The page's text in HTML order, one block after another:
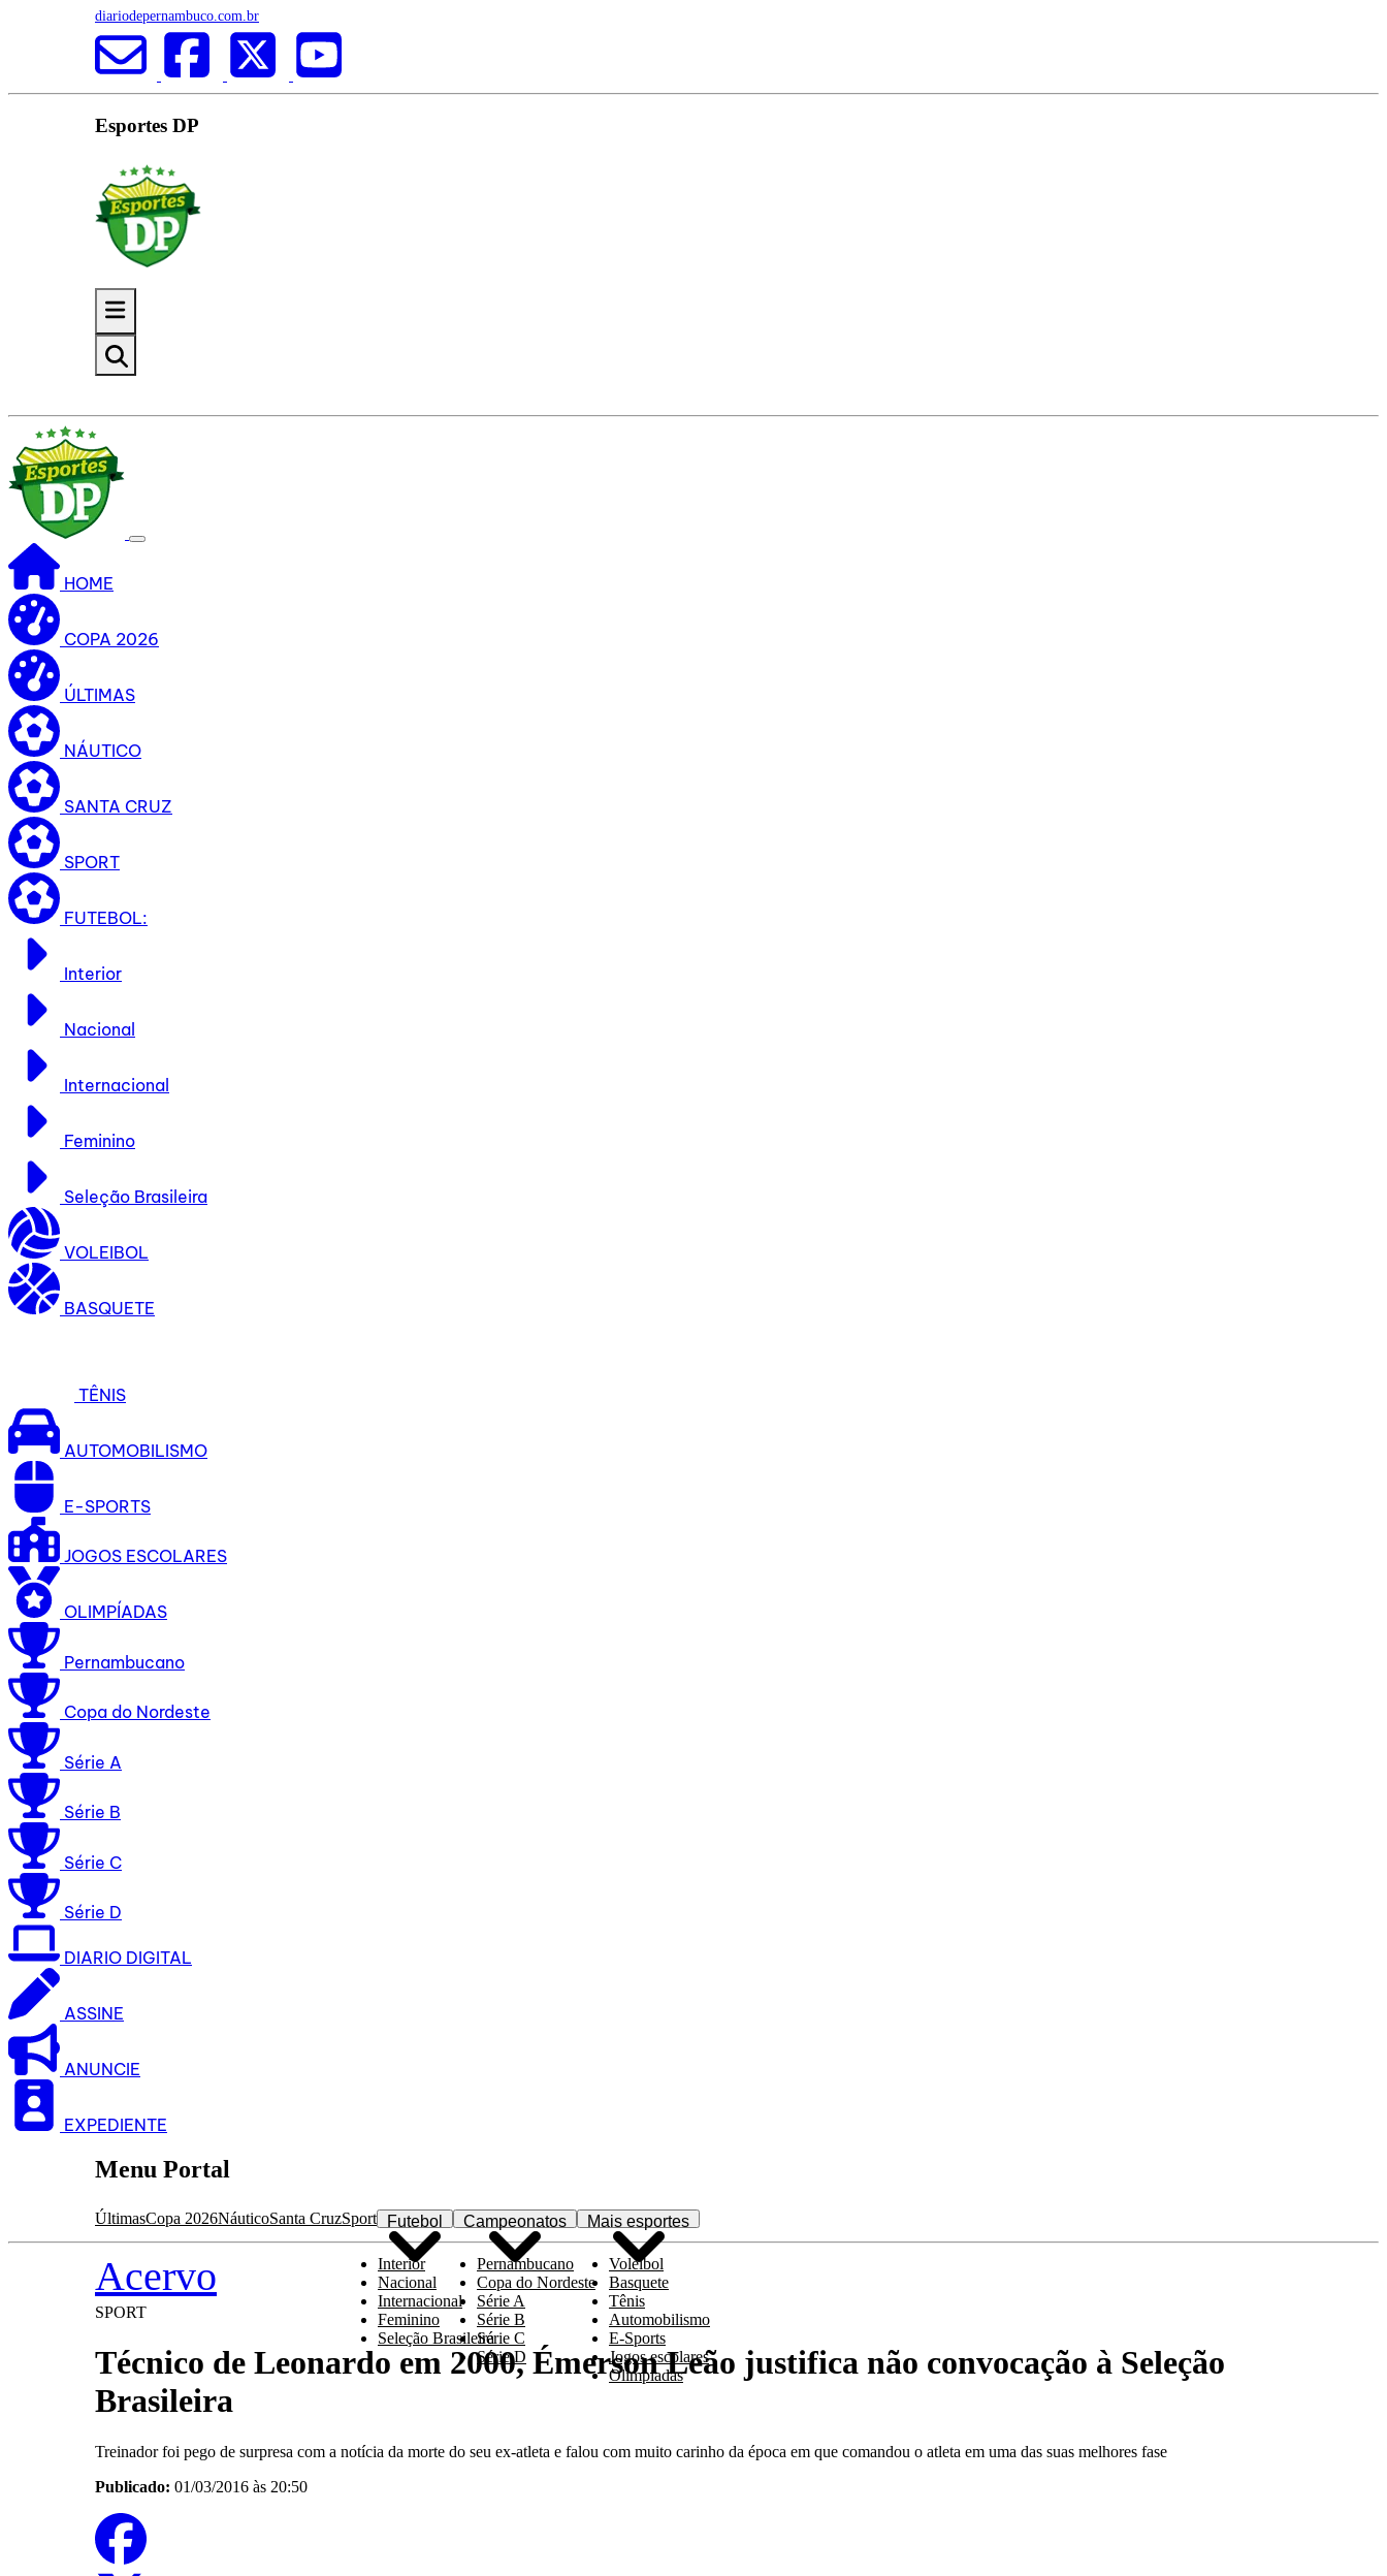
diariodepernambuco.com.br
Esportes DP
HOME
COPA 2026
ÚLTIMAS
NÁUTICO
SANTA CRUZ
SPORT
FUTEBOL:
Interior
Nacional
Internacional
Feminino
Seleção Brasileira
VOLEIBOL
BASQUETE
TÊNIS
AUTOMOBILISMO
E-SPORTS
JOGOS ESCOLARES
OLIMPÍADAS
Pernambucano
Copa do Nordeste
Série A
Série B
Série C
Série D
DIARIO DIGITAL
ASSINE
ANUNCIE
EXPEDIENTE
Menu Portal
ÚltimasCopa 2026NáuticoSanta CruzSport Futebol
Interior
Nacional
Internacional
Feminino
Seleção Brasileira
Campeonatos
Pernambucano
Copa do Nordeste
Série A
Série B
Série C
Série D
Mais esportes
Voleibol
Basquete
Tênis
Automobilismo
E-Sports
Jogos escolares
Olimpíadas
Acervo
SPORT
Técnico de Leonardo em 2000, Émerson Leão justifica não convocação à Seleção
Brasileira
Treinador foi pego de surpresa com a notícia da morte do seu ex-atleta e falou com muito carinho da época em que comandou o atleta em uma das suas melhores fase
Publicado: 01/03/2016 às 20:50